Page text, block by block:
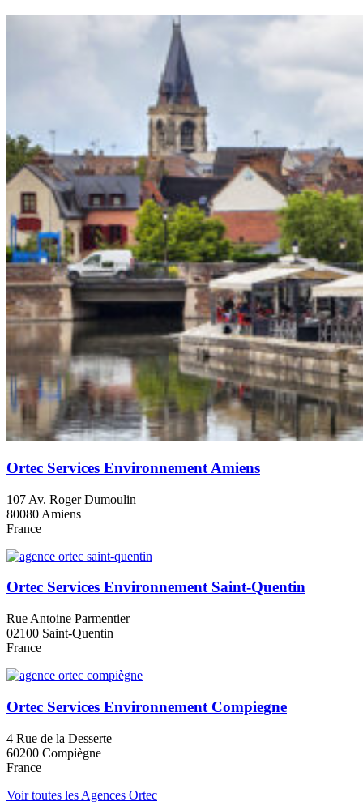
Ortec Services Environnement Amiens
107 Av. Roger Dumoulin
80080 Amiens
France
Ortec Services Environnement Saint-Quentin
Rue Antoine Parmentier
02100 Saint-Quentin
France
Ortec Services Environnement Compiegne
4 Rue de la Desserte
60200 Compiègne
France
Voir toutes les Agences Ortec